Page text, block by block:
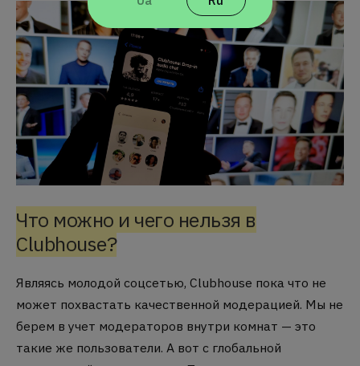
Что можно и чего нельзя в
Clubhouse?
Являясь молодой соцсетью, Clubhouse пока что не
может похвастать качественной модерацией. Мы не
берем в учет модераторов внутри комнат — это
такие же пользователи. А вот с глобальной